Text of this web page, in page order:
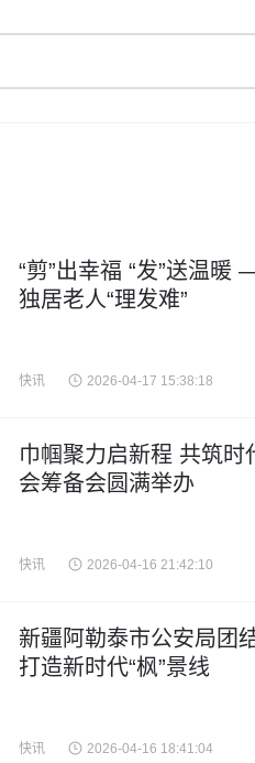
“剪”出幸福 “发”送温
独居老人“理发难”
快讯 2026-04-17 15:38:18
巾帼聚力启新程 共筑
会筹备会圆满举办
快讯 2026-04-16 21:42:10
新疆阿勒泰市公安局团
打造新时代“枫”景线
快讯 2026-04-16 18:41:04